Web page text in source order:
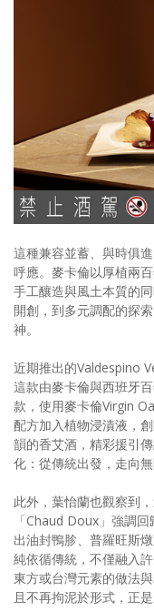
這種兼容並蓄、與時俱
呼應。麥卡倫以厚植兩
手工釀造與風土本質的
開創，到多元調配的探
神。
近期推出的Valdespino
這款由麥卡倫與西班牙
款，使用麥卡倫Virgin
配方加入植物浸漬液，
韻的香艾酒，精彩援引
化：從傳統出發，走向無
此外，葉怡蘭也觀察到
「Chaud Doux」強調
出油封鴨胗、普羅旺斯
純依循傳統，不僅融入
東方或台灣元素的做法
且不再拘泥於形式，正